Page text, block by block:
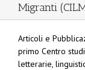
Migranti
Articoli e
primo Centro
letterarie,